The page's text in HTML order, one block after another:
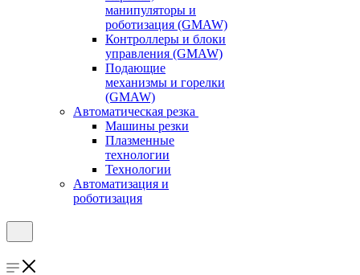
манипуляторы и
роботизация (GMAW)
Контроллеры и блоки
управления (GMAW)
Подающие
механизмы и горелки
(GMAW)
Автоматическая резка
Машины резки
Плазменные
технологии
Технологии
Автоматизация и
роботизация